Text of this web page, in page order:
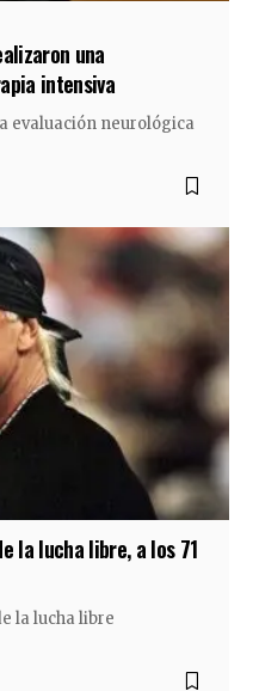
una
intensiva
evaluación neurológica
la lucha libre, a los 71
la lucha libre